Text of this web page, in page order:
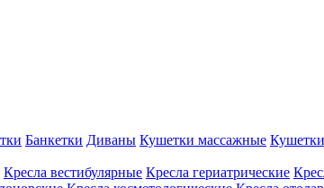
Банкетки Диваны Кушетки массажные
Кресла вестибулярные Кресла гериатрические